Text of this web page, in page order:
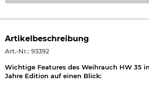
Artikelbeschreibung
Art.-Nr.: 93392
Wichtige Features des Weihrauch HW 35
Jahre Edition auf einen Blick: